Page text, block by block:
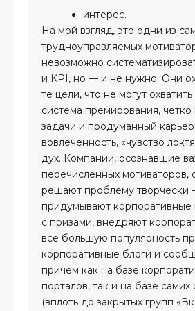
интерес.
На мой взгляд, это одни из
трудноуправляемых
невозможно
и KPI, но — и не нужно. Они
те цели, что не могут
система премирования,
задачи и продуманный
вовлеченность, «чувство
дух. Компании, осознавшие
перечисленных мотиваторов,
решают проблему творчески
придумывают корпоративные
с призами, внедряют
все большую популярность
корпоративные блоги и
причем как на базе
порталов, так и на базе самих
(вплоть до закрытых групп